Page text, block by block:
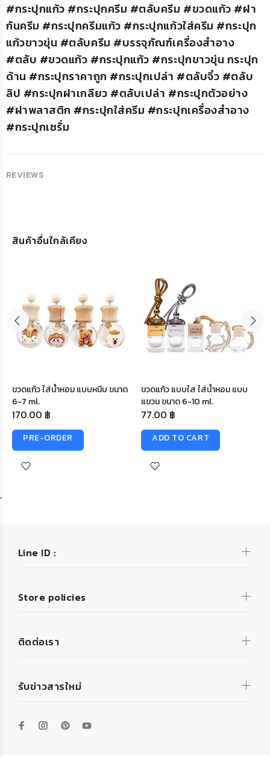
#กระปุกแก้ว #กระปุกครีม #ตลับครีม #ขวดแก้ว #ฝา
กันครีม #กระปุกครีมแก้ว #กระปุกแก้วใส่ครีม #กระปุก
แก้วขาวขุ่น #ตลับครีม #บรรจุภัณฑ์เครื่องสำอาง
#ตลับ #ขวดแก้ว #กระปุกแก้ว #กระปุกขาวขุ่น กระปุก
ด้าน #กระปุกราคาถูก #กระปุกเปล่า #ตลับจิ๋ว #ตลับ
ลิป #กระปุกฝาเกลียว #ตลับเปล่า #กระปุกตัวอย่าง
#ฝาพลาสติก #กระปุกใส่ครีม #กระปุกเครื่องสำอาง
#กระปุกเซรั่ม
REVIEWS
สินค้าอื่นใกล้เคียง
ขวดแก้ว ใส่น้ำหอม แบบหนีบ ขนาด
6-7 ml.
170.00 ฿
PRE-ORDER
ขวดแก้ว แบบใส ใส่น้ำหอม แบบ
แขวน ขนาด 6-10 ml.
77.00 ฿
ADD TO CART
Line ID :
Store policies
ติดต่อเรา
รับข่าวสารใหม่